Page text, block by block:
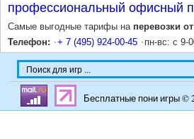
профессиональный офисный
Самые выгодные тарифы на перевозки
Телефон:
+ 7 (495) 924-00-45 пн-вс: с 9-
Бесплатные пони игры ©